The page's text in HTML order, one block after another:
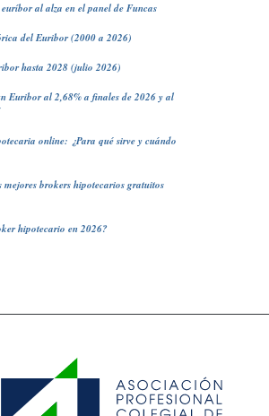
al alza en el panel de Funcas
del Euribor (2000 a 2026)
hasta 2028 (julio 2026)
Euribor al 2,68% a finales de 2026 y al
online: ¿Para qué sirve y cuándo
mejores brokers hipotecarios gratuitos
hipotecario en 2026?